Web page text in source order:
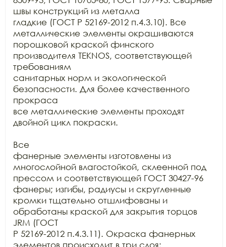
швы конструкций из металла
гладкие (ГОСТ Р 52169-2012 п.4.3.10). Все
металлические элементы окрашиваются
порошковой краской финского
производителя TEKNOS, соответствующей
требованиям
санитарных норм и экологической
безопасности. Для более качественного
прокраса
все металлические элементы проходят
двойной цикл покраски.
Все
фанерные элементы изготовлены из
многослойной влагостойкой, склеенной под
прессом и соответствующей ГОСТ 30427-96
фанеры; изгибы, радиусы и скругленные
кромки тщательно отшлифованы и
обработаны краской для закрытия торцов
JRM (ГОСТ
Р 52169-2012 п.4.3.11). Окраска фанерных
элементов происходит в три слоя: